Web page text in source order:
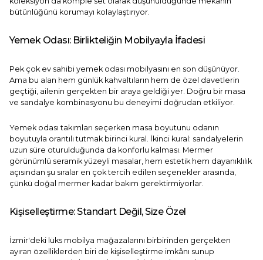
bütünlüğünü korumayı kolaylaştırıyor.
Yemek Odası: Birlikteliğin Mobilyayla İfadesi
Pek çok ev sahibi yemek odası mobilyasını en son düşünüyor.
Ama bu alan hem günlük kahvaltıların hem de özel davetlerin
geçtiği, ailenin gerçekten bir araya geldiği yer. Doğru bir masa
ve sandalye kombinasyonu bu deneyimi doğrudan etkiliyor.
Yemek odası takımları seçerken masa boyutunu odanın
boyutuyla orantılı tutmak birinci kural. İkinci kural: sandalyelerin
uzun süre oturulduğunda da konforlu kalması. Mermer
görünümlü seramik yüzeyli masalar, hem estetik hem dayanıklılık
açısından şu sıralar en çok tercih edilen seçenekler arasında,
çünkü doğal mermer kadar bakım gerektirmiyorlar.
Kişiselleştirme: Standart Değil, Size Özel
İzmir'deki lüks mobilya mağazalarını birbirinden gerçekten
ayıran özelliklerden biri de kişiselleştirme imkânı sunup